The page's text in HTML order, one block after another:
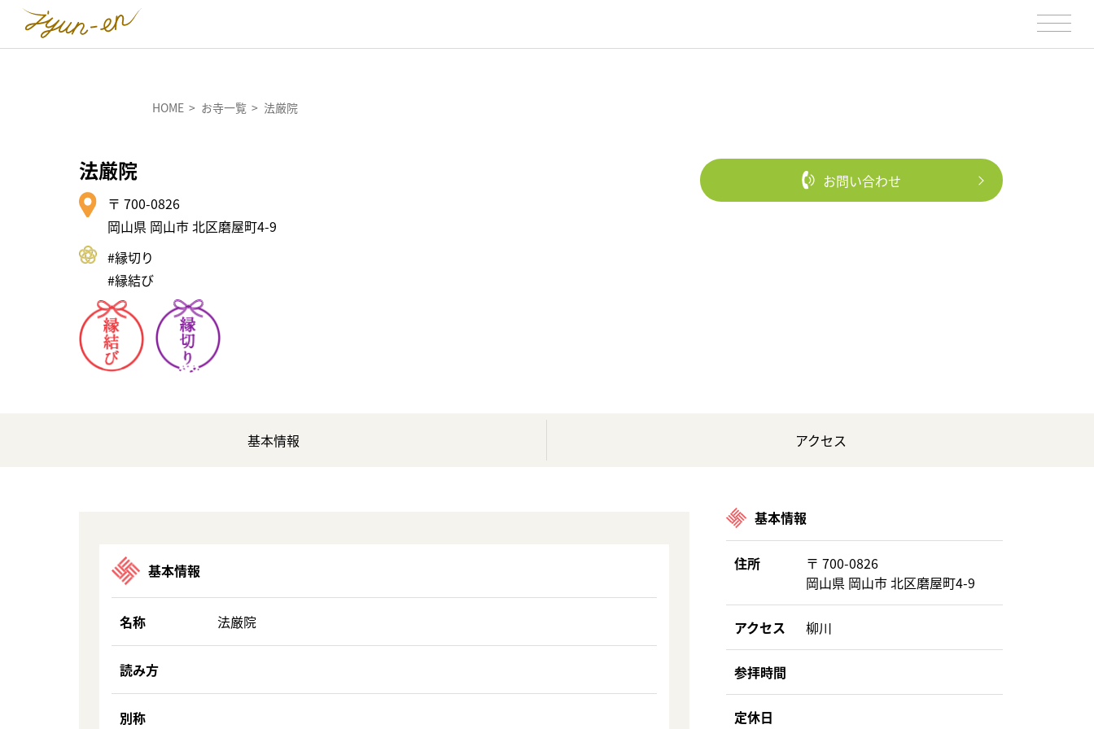
HOME お寺一覧 法厳院
法厳院
〒 700-0826
岡山県 岡山市 北区磨屋町4-9
#縁切り
#縁結び
お問い合わせ
基本情報 アクセス
基本情報
名称 法厳院
読み方
別称
基本情報
住所
〒 700-0826
岡山県 岡山市 北区磨屋町4-9
アクセス 柳川
参拝時間
定休日